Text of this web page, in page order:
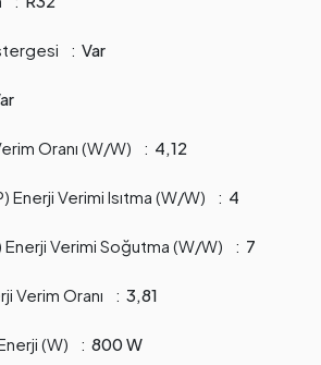
Var
Oranı (W/W) 4,12
Enerji Verimi Isıtma (W/W) 4
Enerji Verimi Soğutma (W/W) 7
Verim Oranı 3,81
(W) 800 W